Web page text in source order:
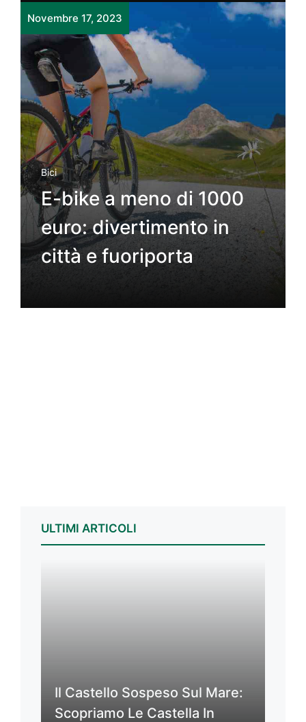
Novembre 17, 2023
Bici
E-bike a meno di 1000
euro: divertimento in
città e fuoriporta
ULTIMI ARTICOLI
Il Castello Sospeso Sul Mare:
Scopriamo Le Castella In